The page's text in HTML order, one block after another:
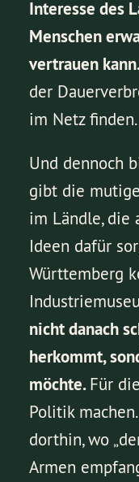
Interesse des
Menschen
vertrauen
der
im Netz finden.
Und dennoch
gibt die
im Ländle, die
Ideen dafür
Württemberg
nicht danach
herkommt,
möchte.Für
Politik
dorthin, wo
Armen